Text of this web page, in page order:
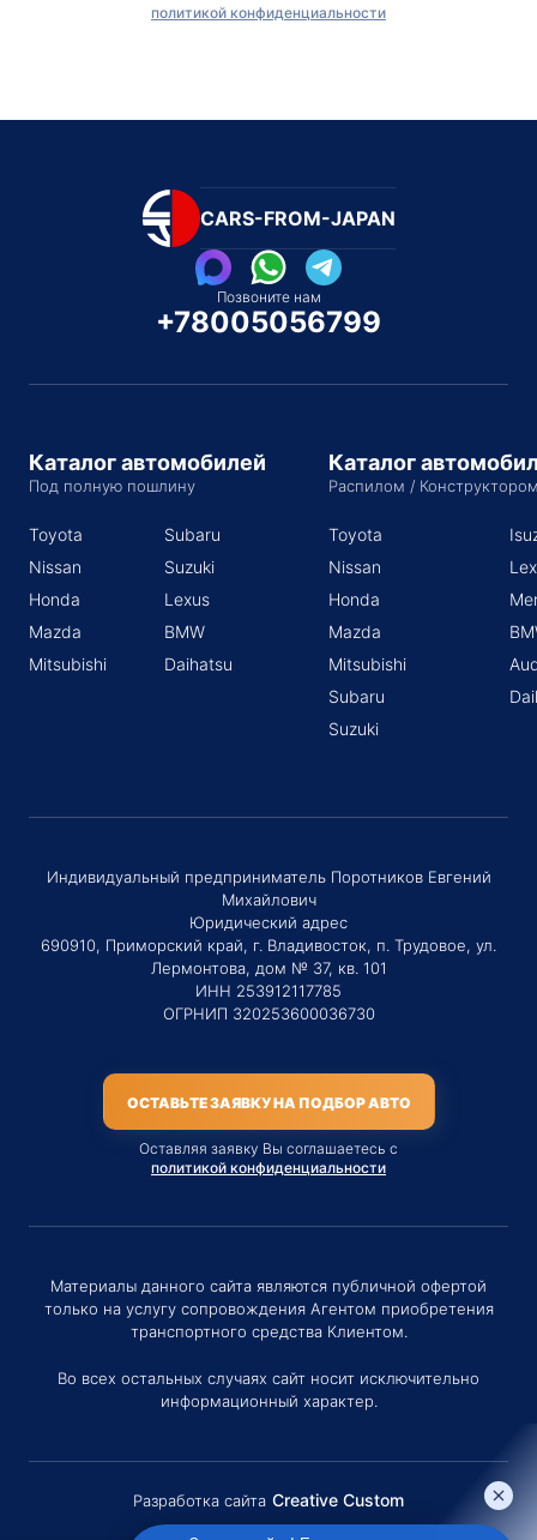
политикой конфиденциальности
CARS-FROM-JAPAN
Позвоните нам
+78005056799
Каталог автомобилей
Под полную пошлину
Toyota
Nissan
Honda
Mazda
Mitsubishi
Subaru
Suzuki
Lexus
BMW
Daihatsu
Каталог
Распилом /
Toyota
Nissan
Honda
Mazda
Mitsubishi
Subaru
Suzuki
Индивидуальный предприниматель Поротников Евгений
Михайлович
Юридический адрес
690910, Приморский край, г. Владивосток, п. Трудовое, ул.
Лермонтова, дом № 37, кв. 101
ИНН 253912117785
ОГРНИП 320253600036730
ОСТАВЬТЕ ЗАЯВКУ НА ПОДБОР АВТО
Оставляя заявку Вы соглашаетесь с
политикой конфиденциальности
Материалы данного сайта являются публичной офертой
только на услугу сопровождения Агентом приобретения
транспортного средства Клиентом.
Во всех остальных случаях сайт носит исключительно
информационный характер.
Разработка сайта Creative Custom